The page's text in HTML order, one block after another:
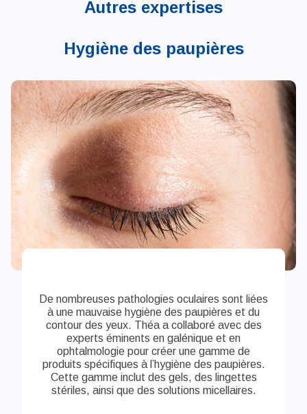
Autres expertises
Hygiène des paupières
De nombreuses pathologies oculaires sont liées
à une mauvaise hygiène des paupières et du
contour des yeux. Théa a collaboré avec des
experts éminents en galénique et en
ophtalmologie pour créer une gamme de
produits spécifiques à l’hygiène des paupières.
Cette gamme inclut des gels, des lingettes
stériles, ainsi que des solutions micellaires.